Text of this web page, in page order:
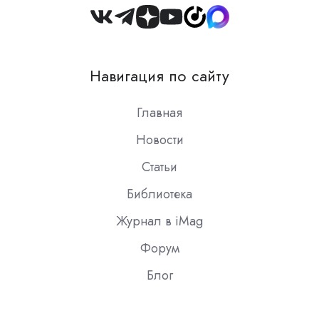
Join
Slack
Навигация по сайту
Главная
Новости
Статьи
Библиотека
Журнал в iMag
Форум
Блог